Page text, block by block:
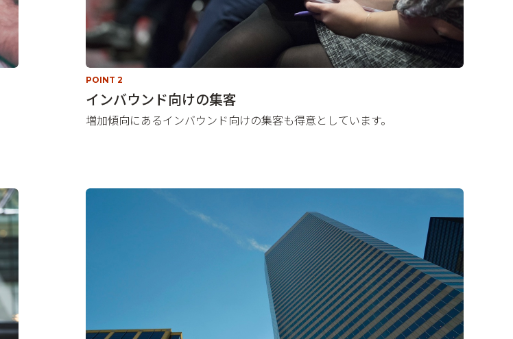
POINT 2
インバウンド向けの集客
増加傾向にあるインバウンド向けの集客も得意としています。